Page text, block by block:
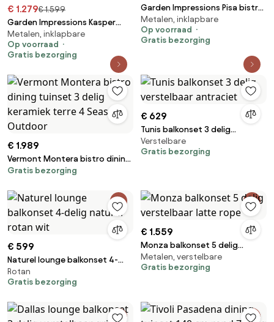
€ 1.279€ 1.599
Garden Impressions Kasper
tuinset 7-delig - tuintafel
220x93 cm donker grijs
Metalen, inklapbare
Op voorraad
Gratis bezorging
Garden Impressions Pisa bistro
tuinset 3-delig - taupe
Metalen, inklapbare
Op voorraad
Gratis bezorging
€ 1.989
Vermont Montera bistro dining
tuinset 3 delig keramiek terre 4
Gratis bezorging
€ 629
Tunis balkonset 3 delig
verstelbaar antraciet
Verstelbare
Gratis bezorging
€ 599
Naturel lounge balkonset 4-
delig naturel rotan wit
Rotan
Gratis bezorging
€ 1.559
Monza balkonset 5 delig
verstelbaar latte rope
Metalen, verstelbare
Gratis bezorging